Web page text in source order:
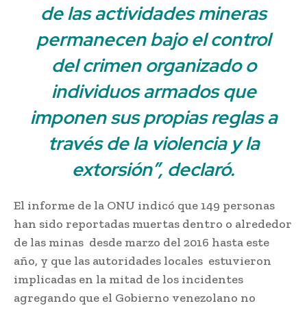
de las actividades mineras
permanecen bajo el control
del crimen organizado o
individuos armados que
imponen sus propias reglas a
través de la violencia y la
extorsión”, declaró.
El informe de la ONU indicó que 149 personas
han sido reportadas muertas dentro o alrededor
de las minas desde marzo del 2016 hasta este
año, y que las autoridades locales estuvieron
implicadas en la mitad de los incidentes
agregando que el Gobierno venezolano no